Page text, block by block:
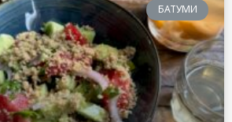
БАТУМИ